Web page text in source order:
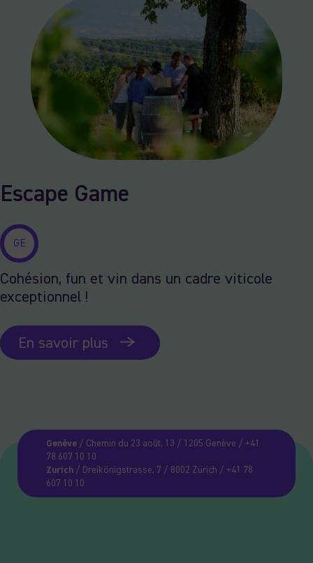
Escape Game
GE
Cohésion, fun et vin dans un cadre viticole
exceptionnel !
En savoir plus
Genève/ Chemin du 23 août, 13 / 1205 Genève / +41
78 607 10 10
Zurich/ Dreikönigstrasse, 7 / 8002 Zürich / +41 78
607 10 10